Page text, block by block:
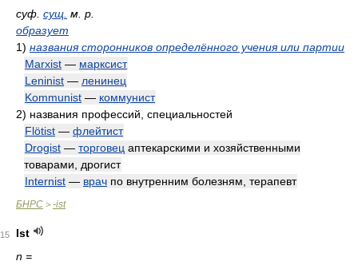
суф. сущ. м. р.
образует
1) названия сторонников определённого учения или партии
Marxist — марксист
Leninist — ленинец
Kommunist — коммунист
2) названия профессий, специальностей
Flötist — флейтист
Drogist — торговец аптекарскими и хозяйственными
товарами, дрогист
Internist — врач по внутренним болезням, терапевт
БНРС > -ist
15
Ist
n =